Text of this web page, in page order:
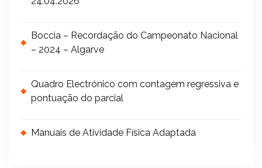
Boccia – Recordação do Campeonato Nacional
– 2024 – Algarve
Quadro Electrónico com contagem regressiva e
pontuação do parcial
Manuais de Atividade Física Adaptada